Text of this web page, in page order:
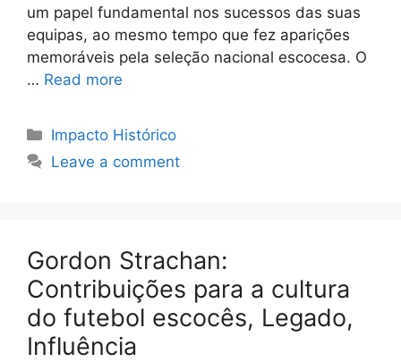
um papel fundamental nos sucessos das suas
equipas, ao mesmo tempo que fez aparições
memoráveis pela seleção nacional escocesa. O
… Read more
Categories
Impacto Histórico
Leave a comment
Gordon Strachan:
Contribuições para a cultura
do futebol escocês, Legado,
Influência